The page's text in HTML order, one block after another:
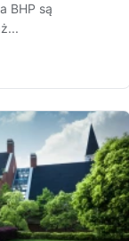
BHP są